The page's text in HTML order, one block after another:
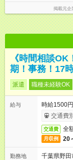
掲載元企
《時間相談
期！事務！17
派遣 職種未経験OK
給与
時給1500
交通費
交通費 全
月収例 20
勤務地
千葉県野田